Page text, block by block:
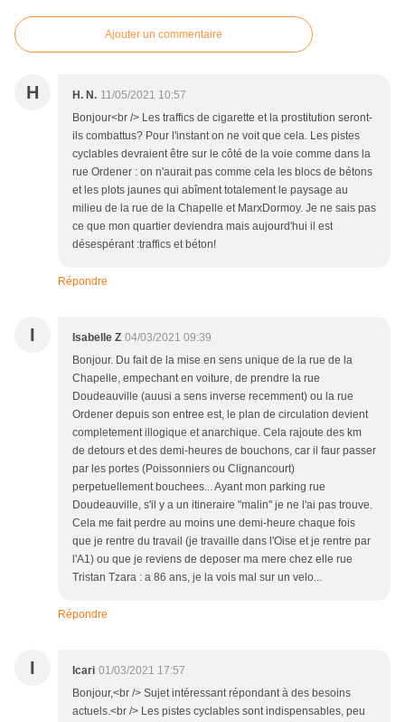
Ajouter un commentaire
H H. N. 11/05/2021 10:57
Bonjour<br /> Les traffics de cigarette et la prostitution seront-
ils combattus? Pour l'instant on ne voit que cela. Les pistes
cyclables devraient être sur le côté de la voie comme dans la
rue Ordener : on n'aurait pas comme cela les blocs de bétons
et les plots jaunes qui abîment totalement le paysage au
milieu de la rue de la Chapelle et MarxDormoy. Je ne sais pas
ce que mon quartier deviendra mais aujourd'hui il est
désespérant :traffics et béton!
Répondre
I Isabelle Z 04/03/2021 09:39
Bonjour. Du fait de la mise en sens unique de la rue de la
Chapelle, empechant en voiture, de prendre la rue
Doudeauville (auusi a sens inverse recemment) ou la rue
Ordener depuis son entree est, le plan de circulation devient
completement illogique et anarchique. Cela rajoute des km
de detours et des demi-heures de bouchons, car il faur passer
par les portes (Poissonniers ou Clignancourt)
perpetuellement bouchees... Ayant mon parking rue
Doudeauville, s'il y a un itineraire "malin" je ne l'ai pas trouve.
Cela me fait perdre au moins une demi-heure chaque fois
que je rentre du travail (je travaille dans l'Oise et je rentre par
l'A1) ou que je reviens de deposer ma mere chez elle rue
Tristan Tzara : a 86 ans, je la vois mal sur un velo...
Répondre
I Icari 01/03/2021 17:57
Bonjour,<br /> Sujet intéressant répondant à des besoins
actuels.<br /> Les pistes cyclables sont indispensables, peu